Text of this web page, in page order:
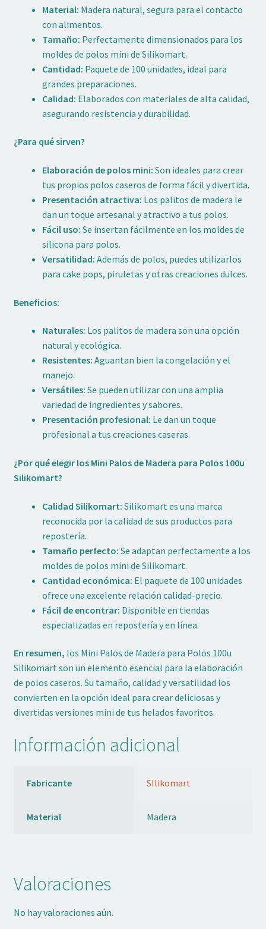
Material: Madera natural, segura para el contacto
con alimentos.
Tamaño: Perfectamente dimensionados para los
moldes de polos mini de Silikomart.
Cantidad: Paquete de 100 unidades, ideal para
grandes preparaciones.
Calidad: Elaborados con materiales de alta calidad,
asegurando resistencia y durabilidad.
¿Para qué sirven?
Elaboración de polos mini: Son ideales para crear
tus propios polos caseros de forma fácil y divertida.
Presentación atractiva: Los palitos de madera le
dan un toque artesanal y atractivo a tus polos.
Fácil uso: Se insertan fácilmente en los moldes de
silicona para polos.
Versatilidad: Además de polos, puedes utilizarlos
para cake pops, piruletas y otras creaciones dulces.
Beneficios:
Naturales: Los palitos de madera son una opción
natural y ecológica.
Resistentes: Aguantan bien la congelación y el
manejo.
Versátiles: Se pueden utilizar con una amplia
variedad de ingredientes y sabores.
Presentación profesional: Le dan un toque
profesional a tus creaciones caseras.
¿Por qué elegir los Mini Palos de Madera para Polos 100u
Silikomart?
Calidad Silikomart: Silikomart es una marca
reconocida por la calidad de sus productos para
repostería.
Tamaño perfecto: Se adaptan perfectamente a los
moldes de polos mini de Silikomart.
Cantidad económica: El paquete de 100 unidades
ofrece una excelente relación calidad-precio.
Fácil de encontrar: Disponible en tiendas
especializadas en repostería y en línea.
En resumen, los Mini Palos de Madera para Polos 100u
Silikomart son un elemento esencial para la elaboración
de polos caseros. Su tamaño, calidad y versatilidad los
convierten en la opción ideal para crear deliciosas y
divertidas versiones mini de tus helados favoritos.
Información adicional
Fabricante SIlikomart
Material Madera
Valoraciones
No hay valoraciones aún.